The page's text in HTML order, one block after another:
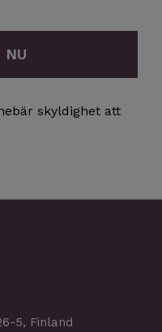
NU
skyldighet att
5, Finland